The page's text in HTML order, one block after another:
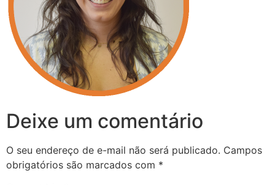
Deixe um comentário
O seu endereço de e-mail não será publicado. Campos
obrigatórios são marcados com *